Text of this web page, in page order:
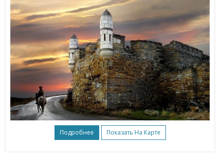
Подробнее Показать На Карте